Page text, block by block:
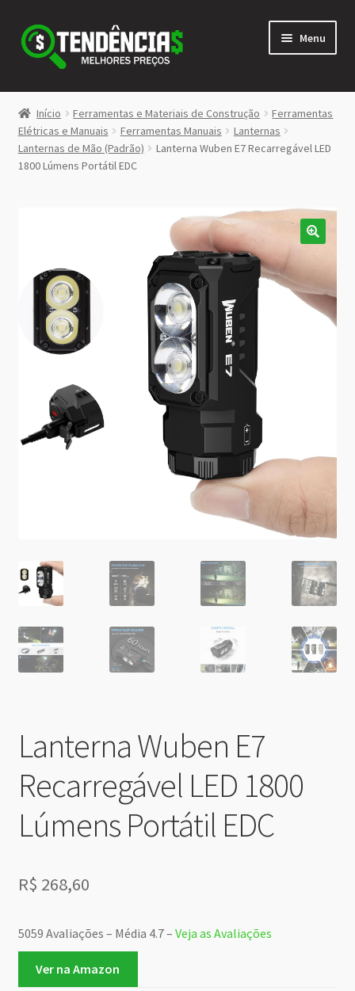
Pular
para
navegação
Pular
para
conteúdo
Menu
LOJA
<>
menu
Início Ferramentas e Materiais de Construção
Ferramentas
Elétricas e Manuais
Ferramentas Manuais
Lanternas
Lanternas de Mão (Padrão)
Lanterna Wuben E7 Recarregável LED
1800 Lúmens Portátil EDC
Lanterna Wuben E7
Recarregável LED 1800
Lúmens Portátil EDC
R$ 268,60
5059 Avaliações – Média 4.7 – Veja as Avaliações
Ver na Amazon